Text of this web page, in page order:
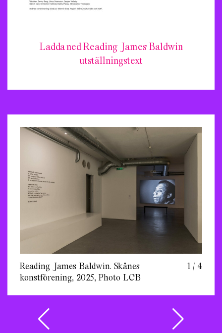
Ladda ned Reading James Baldwin
utställningstext
Reading James Baldwin. Skånes
konstförening, 2025, Photo LCB
1 / 4